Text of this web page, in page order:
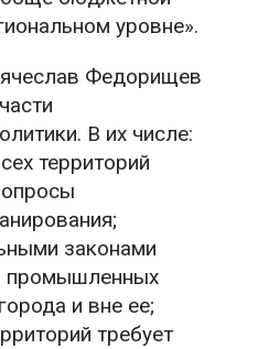
уровне».
Федорищев
В их числе:
территорий
законами
промышленных
и вне ее;
требует